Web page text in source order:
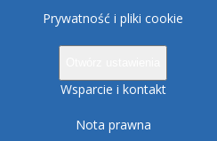
Prywatność i pliki cookie
Wsparcie i kontakt
Nota prawna